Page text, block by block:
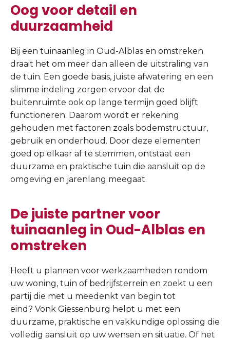
Oog voor detail en
duurzaamheid
Bij een tuinaanleg in Oud-Alblas en omstreken
draait het om meer dan alleen de uitstraling van
de tuin. Een goede basis, juiste afwatering en een
slimme indeling zorgen ervoor dat de
buitenruimte ook op lange termijn goed blijft
functioneren. Daarom wordt er rekening
gehouden met factoren zoals bodemstructuur,
gebruik en onderhoud. Door deze elementen
goed op elkaar af te stemmen, ontstaat een
duurzame en praktische tuin die aansluit op de
omgeving en jarenlang meegaat.
De juiste partner voor
tuinaanleg in Oud-Alblas en
omstreken
Heeft u plannen voor werkzaamheden rondom
uw woning, tuin of bedrijfsterrein en zoekt u een
partij die met u meedenkt van begin tot
eind? Vonk Giessenburg helpt u met een
duurzame, praktische en vakkundige oplossing die
volledig aansluit op uw wensen en situatie. Of het